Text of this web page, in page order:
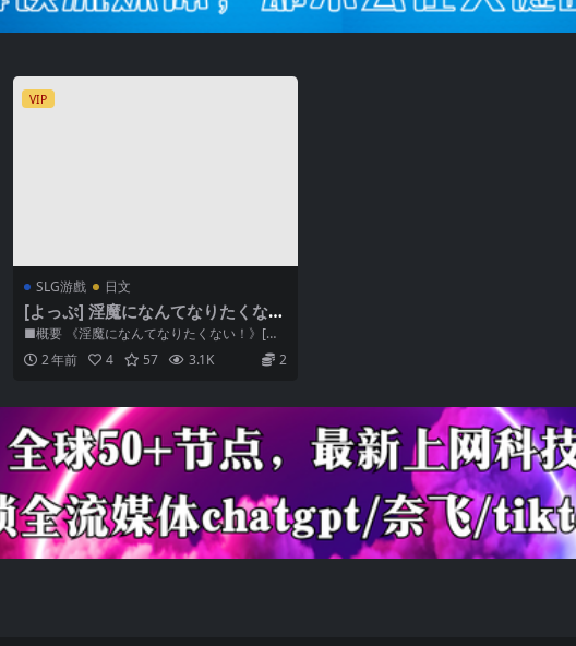
VIP
SLG游戲 日文
[よっぷ] 淫魔になんてなりたくな
い!
■概要 《淫魔になんてなりたくない！》[よ
っぷ] 这是一个探索型的短篇成人角色扮...
2 年前 4 57 3.1K 2